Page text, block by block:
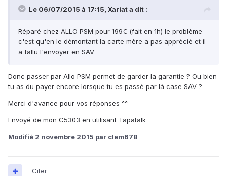
Le 06/07/2015 à 17:15, Xariat a dit :
Réparé chez ALLO PSM pour 199€ (fait en 1h) le problème
c'est qu'en le démontant la carte mère a pas apprécié et il
a fallu l'envoyer en SAV
Donc passer par Allo PSM permet de garder la garantie ? Ou bien
tu as du payer encore lorsque tu es passé par là case SAV ?
Merci d'avance pour vos réponses ^^
Envoyé de mon C5303 en utilisant Tapatalk
Modifié 2 novembre 2015 par clem678
Citer